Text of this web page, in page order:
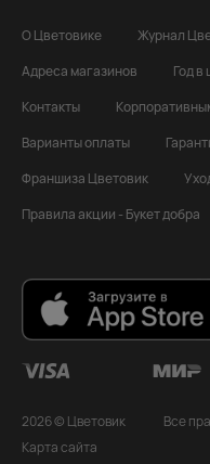
О Цветовике Журнал
Адреса магазинов
Год в
Контакты
Варианты оплаты
Франшиза Цветовик
Правила акции - Букет добра
2026 © Цветовик
Все
Карта сайта